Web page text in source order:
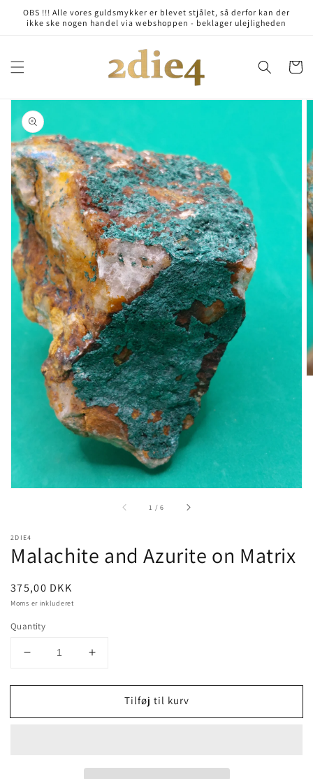
Skip to
content
OBS !!! Alle vores guldsmykker er blevet stjålet, så derfor kan der
ikke ske nogen handel via webshoppen - beklager ulejligheden
Cart
Skip to
product
information
Open
media
1
in
gallery
view
1 /of
6
2DIE4
Malachite and Azurite on Matrix
Pris
375,00 DKK
Moms er inkluderet
Quantity
Decrease
for
and
Increase
for
Malachite
and
Tilføj til kurv